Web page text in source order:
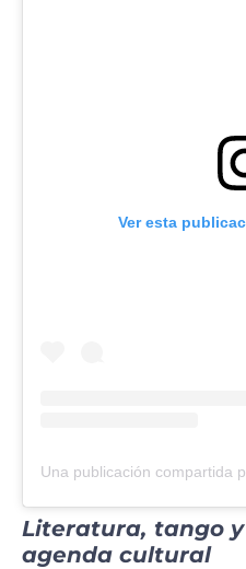
Ver esta
Literatura, tango
agenda cultural